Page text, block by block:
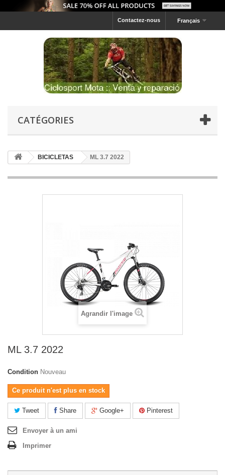
Français
Contactez-nous
CATÉGORIES
BICICLETAS ML 3.7 2022
Agrandir l'image
ML 3.7 2022
Condition Nouveau
Ce produit n'est plus en stock
Tweet Share Google+ Pinterest
Envoyer à un ami
Imprimer